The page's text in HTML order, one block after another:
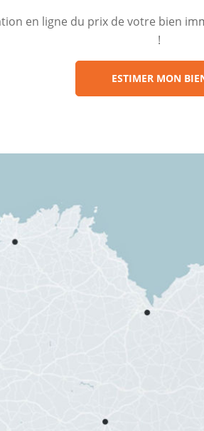
en ligne du prix de votre bien
!
ESTIMER MON